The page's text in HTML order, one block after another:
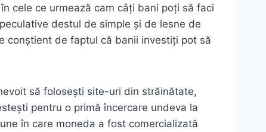
cele ce urmează cam câți bani poți să faci
destul de simple și de lesne de
conștient de faptul că banii investiți pot să
să folosești site-uri din străinătate,
pentru o primă încercare undeva la
în care moneda a fost comercializată